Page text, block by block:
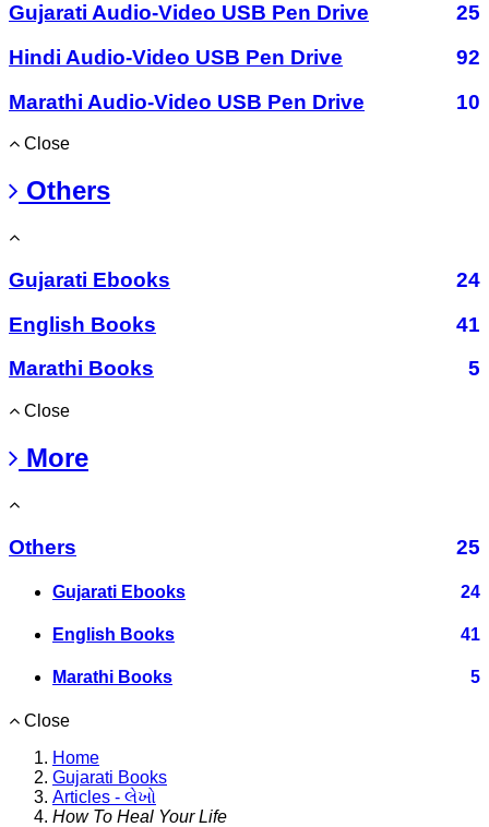
Gujarati Audio-Video USB Pen Drive
25
Hindi Audio-Video USB Pen Drive
92
Marathi Audio-Video USB Pen Drive
10
Close
Others
Gujarati Ebooks
24
English Books
41
Marathi Books
5
Close
More
Others 25
Gujarati Ebooks 24
English Books 41
Marathi Books 5
Close
Home
Gujarati Books
Articles - લેખો
How To Heal Your Life